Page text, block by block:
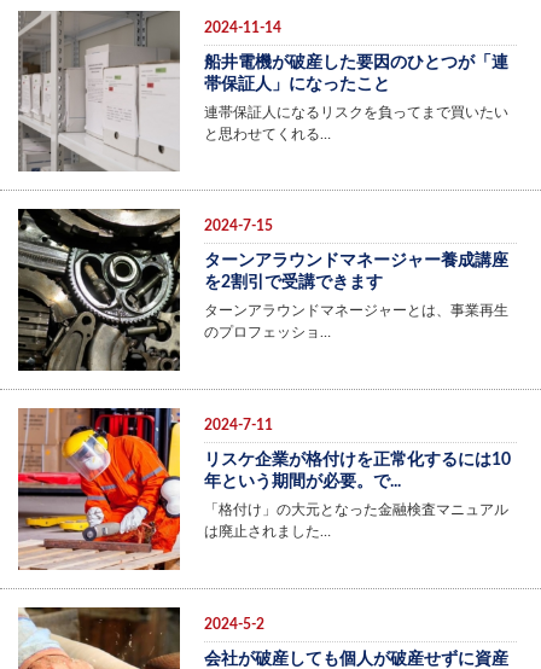
2024-11-14
船井電機が破産した要因のひとつが「連
帯保証人」になったこと
連帯保証人になるリスクを負ってまで買いたい
と思わせてくれる…
2024-7-15
ターンアラウンドマネージャー養成講座
を2割引で受講できます
ターンアラウンドマネージャーとは、事業再生
のプロフェッショ…
2024-7-11
リスケ企業が格付けを正常化するには10
年という期間が必要。で...
「格付け」の大元となった金融検査マニュアル
は廃止されました…
2024-5-2
会社が破産しても個人が破産せずに資産